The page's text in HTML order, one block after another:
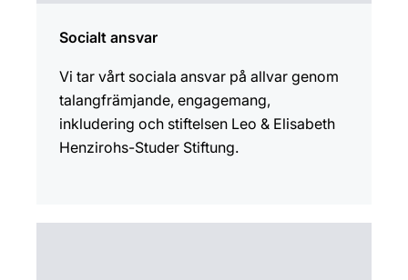
Socialt ansvar
Vi tar vårt sociala ansvar på allvar genom
talangfrämjande, engagemang,
inkludering och stiftelsen Leo & Elisabeth
Henzirohs-Studer Stiftung.